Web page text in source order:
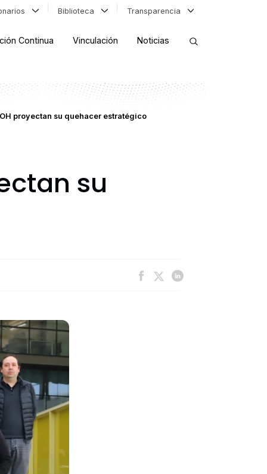
Biblioteca Transparencia
Continua Vinculación Noticias
proyectan su quehacer estratégico
su